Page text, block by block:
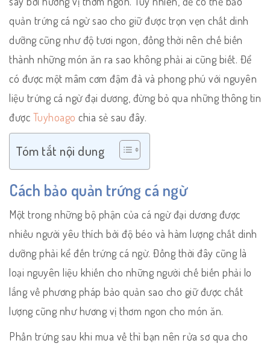
quản trứng cá ngừ sao cho giữ được trọn vẹn chất dinh
dưỡng cũng như độ tươi ngon, đồng thời nên chế biến
thành những món ăn ra sao không phải ai cũng biết. Để
có được một mâm cơm đậm đà và phong phú với nguyên
liệu trứng cá ngừ đại dương, đừng bỏ qua những thông tin
được Tuyhoago chia sẻ sau đây.
Tóm tắt nội dung
Cách bảo quản trứng cá ngừ
Một trong những bộ phận của cá ngừ đại dương được
nhiều người yêu thích bởi độ béo và hàm lượng chất dinh
dưỡng phải kể đến trứng cá ngừ. Đồng thời đây cũng là
loại nguyên liệu khiến cho những người chế biến phải lo
lắng về phương pháp bảo quản sao cho giữ được chất
lượng cũng như hương vị thơm ngon cho món ăn.
Phần trứng sau khi mua về thì bạn nên rửa sơ qua cho